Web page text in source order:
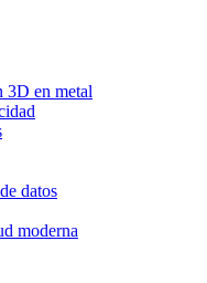
3D en metal
datos
moderna